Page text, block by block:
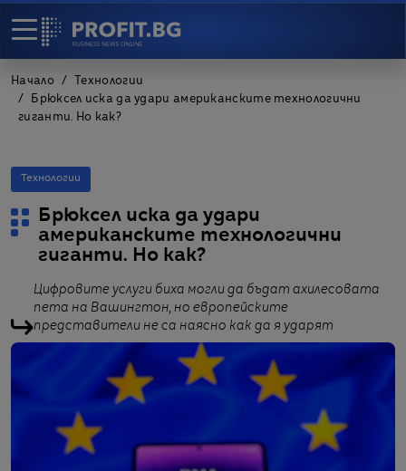
Начало
Технологии
Брюксел иска да удари американските технологични
гиганти. Но как?
Технологии
Брюксел иска да удари
американските технологични
гиганти. Но как?
Цифровите услуги биха могли да бъдат ахилесовата
пета на Вашингтон, но европейските
представители не са наясно как да я ударят